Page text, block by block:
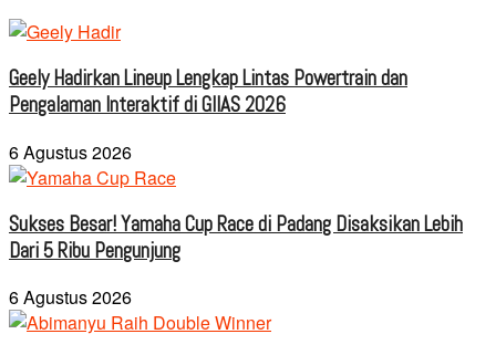
Geely Hadirkan Lineup Lengkap Lintas Powertrain dan
Pengalaman Interaktif di GIIAS 2026
6 Agustus 2026
Sukses Besar! Yamaha Cup Race di Padang Disaksikan Lebih
Dari 5 Ribu Pengunjung
6 Agustus 2026